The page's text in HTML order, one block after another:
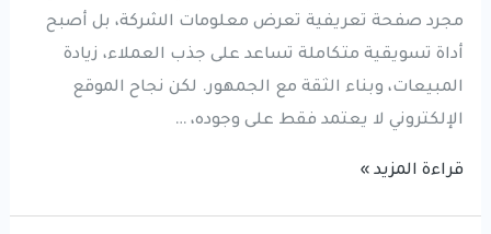
مجرد صفحة تعريفية تعرض معلومات الشركة، بل أصبح
أداة تسويقية متكاملة تساعد على جذب العملاء، زيادة
المبيعات، وبناء الثقة مع الجمهور. لكن نجاح الموقع
الإلكتروني لا يعتمد فقط على وجوده، …
كيف
قراءة المزيد »